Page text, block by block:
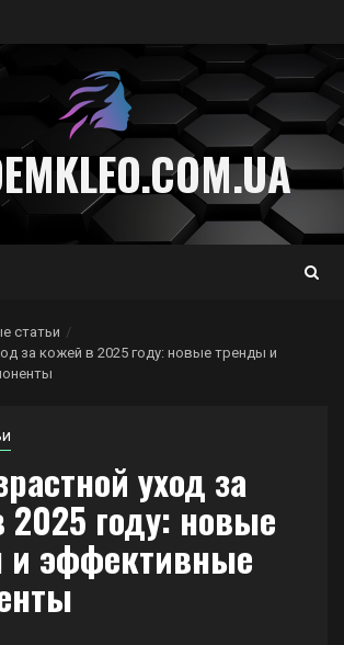
статьи
за кожей в 2025 году: новые тренды и
уход за
2025 году: новые
эффективные